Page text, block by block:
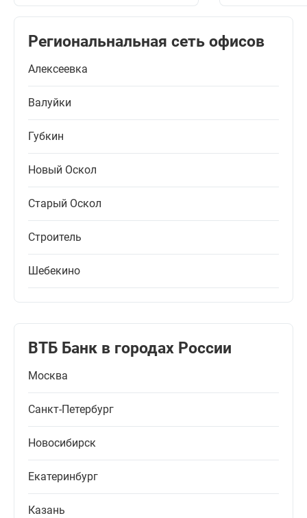
Региональнальная сеть офисов
Алексеевка
Валуйки
Губкин
Новый Оскол
Старый Оскол
Строитель
Шебекино
ВТБ Банк в городах России
Москва
Санкт-Петербург
Новосибирск
Екатеринбург
Казань